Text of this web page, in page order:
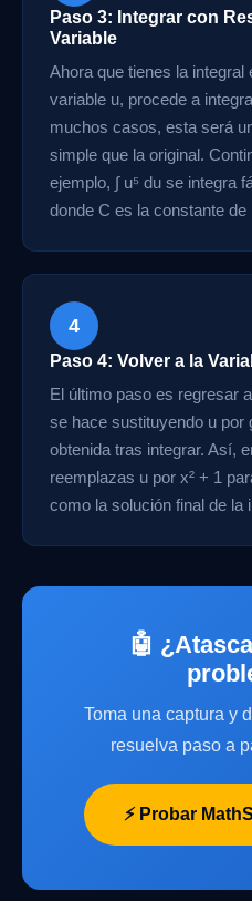
Paso 3: Integrar con
Variable
Ahora que tienes la
variable u, procede a
muchos casos, esta será
simple que la original.
ejemplo, ∫ u⁵ du se integra
donde C es la constante de
4
Paso 4: Volver a la
El último paso es regresar
se hace sustituyendo u por
obtenida tras integrar. Así,
reemplazas u por x² + 1
como la solución final de la
🤖
Toma una captura y
resuelva paso a
⚡ Probar